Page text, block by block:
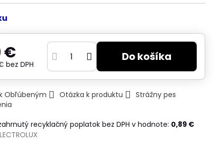
€
bez DPH
Do košíka
Obľúbeným Otázka k produktu
Strážny pes
recyklačný poplatok bez DPH v hodnote: 0,89 €